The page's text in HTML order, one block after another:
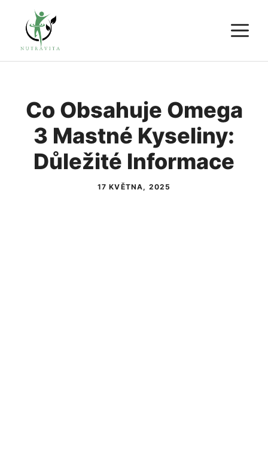
Přeskočit
obsah
Co Obsahuje Omega
3 Mastné Kyseliny:
Důležité Informace
17 KVĚTNA, 2025